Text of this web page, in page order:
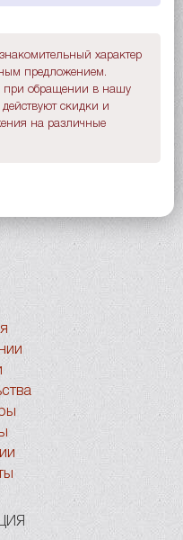
характер
предложением.
при обращении в нашу
скидки и
на различные